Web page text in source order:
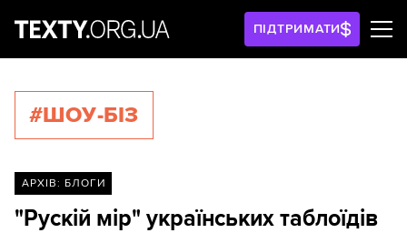
ПІДТРИМАТИ
#ШОУ-БІЗ
АРХІВ: БЛОГИ
"Рускій мір" українських таблоїдів